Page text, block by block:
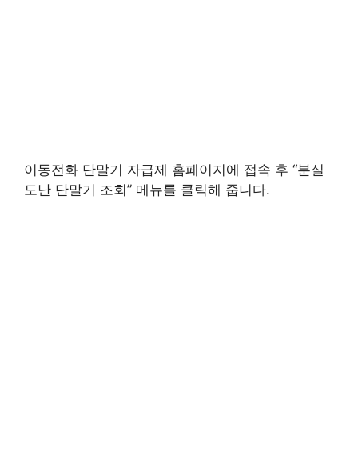
이동전화 단말기 자급제 홈페이지에 접속 후 “분실
도난 단말기 조회” 메뉴를 클릭해 줍니다.